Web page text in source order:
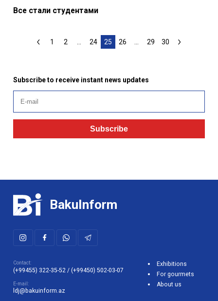
Все стали студентами
1 2 ... 24 25 26 ... 29 30
Subscribe to receive instant news updates
Subscribe
BakuInform
Contact:
(+99455) 322-35-52 / (+99450) 502-03-07
E-mail:
ldj@bakuinform.az
Exhibitions
For gourmets
About us